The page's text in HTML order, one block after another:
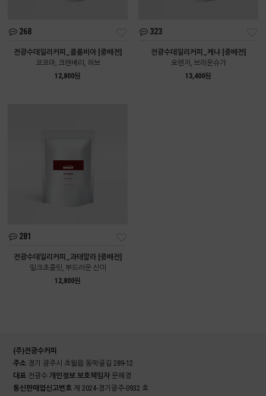
268
전광수데일리커피_콜롬비아 [중배전]
코코아, 크렌베리, 허브
12,800원
323
전광수데일리커피_케냐 [중배전]
오렌지, 브라운슈가
13,400원
281
전광수데일리커피_과테말라 [중배전]
밀크초콜릿, 부드러운 산미
12,800원
(주)전광수커피
주소 경기 광주시 초월읍 동막골길 289-12
대표 전광수개인정보 보호책임자 문혜경
통신판매업신고번호 제 2024-경기광주-0932 호